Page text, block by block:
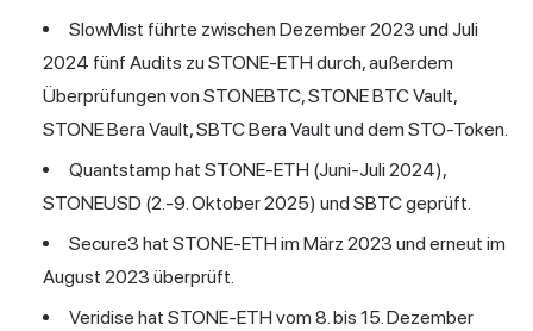
SlowMist führte zwischen Dezember 2023 und Juli
2024 fünf Audits zu STONE-ETH durch, außerdem
Überprüfungen von STONEBTC, STONE BTC Vault,
STONE Bera Vault, SBTC Bera Vault und dem STO-Token.
Quantstamp hat STONE-ETH (Juni-Juli 2024),
STONEUSD (2.-9. Oktober 2025) und SBTC geprüft.
Secure3 hat STONE-ETH im März 2023 und erneut im
August 2023 überprüft.
Veridise hat STONE-ETH vom 8. bis 15. Dezember